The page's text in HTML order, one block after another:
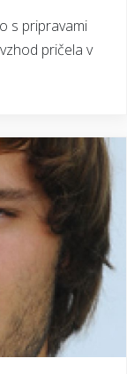
s pripravami
pričela v